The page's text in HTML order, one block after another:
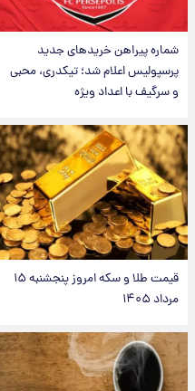
شماره پیراهن خریدهای جدید
پرسپولیس اعلام شد؛ تیکدری، محبی
و سرگیف با اعداد ویژه
قیمت طلا و سکه امروز پنجشنبه ۱۵
مرداد ۱۴۰۵